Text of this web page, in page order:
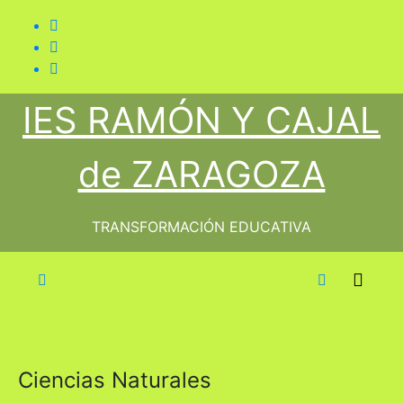
contenido
IES RAMÓN Y CAJAL
de ZARAGOZA
TRANSFORMACIÓN EDUCATIVA
Ciencias Naturales